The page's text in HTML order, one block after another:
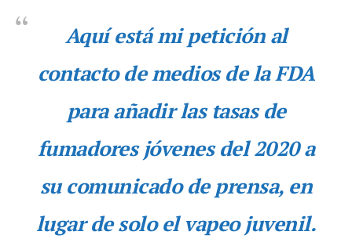
No te pierdas de las
Aquí está mi petición al
contacto de medios de la FDA
para añadir las tasas de
fumadores jóvenes del 2020 a
su comunicado de prensa, en
lugar de solo el vapeo juvenil.